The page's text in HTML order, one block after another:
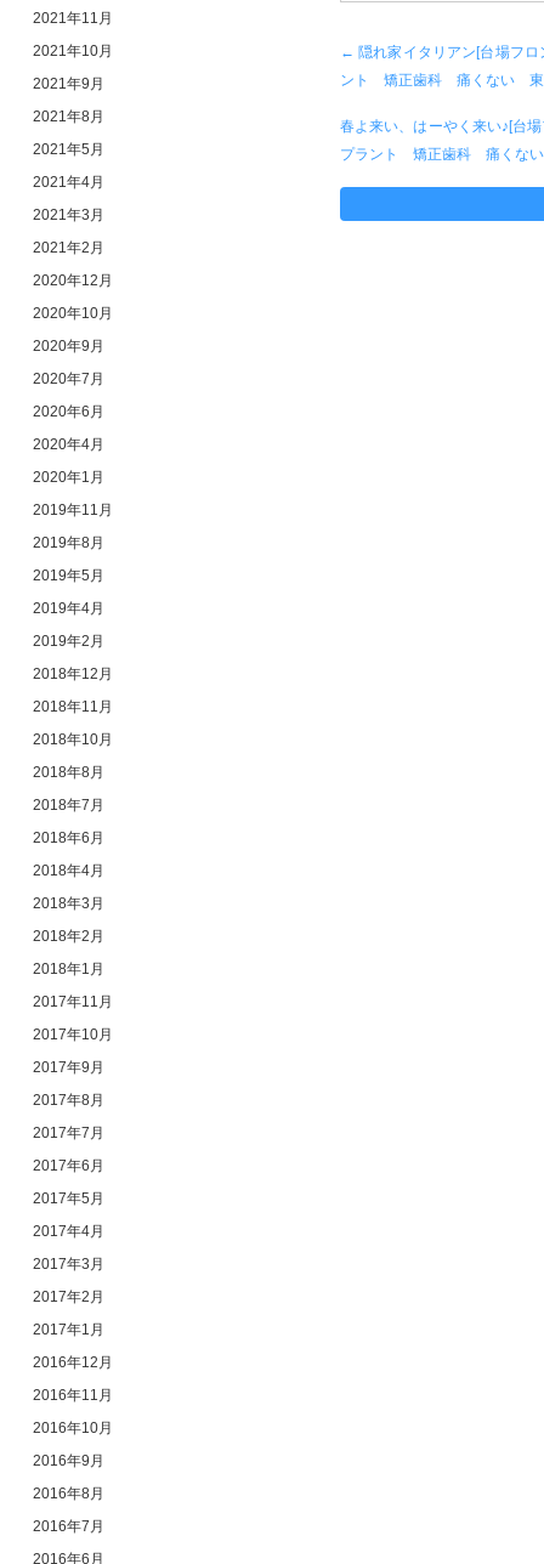
2021年11月
2021年10月
2021年9月
2021年8月
2021年5月
2021年4月
2021年3月
2021年2月
2020年12月
2020年10月
2020年9月
2020年7月
2020年6月
2020年4月
2020年1月
2019年11月
2019年8月
2019年5月
2019年4月
2019年2月
2018年12月
2018年11月
2018年10月
2018年8月
2018年7月
2018年6月
2018年4月
2018年3月
2018年2月
2018年1月
2017年11月
2017年10月
2017年9月
2017年8月
2017年7月
2017年6月
2017年5月
2017年4月
2017年3月
2017年2月
2017年1月
2016年12月
2016年11月
2016年10月
2016年9月
2016年8月
2016年7月
2016年6月
← 隠れ家イタリアン[台場
ント 矯正歯科 痛くない
春よ来い、はーやく来い♪[
プラント 矯正歯科 痛くな